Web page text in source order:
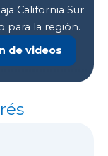
California Sur
para la región.
de videos